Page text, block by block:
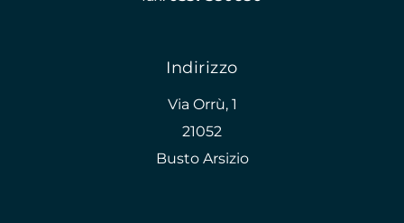
Indirizzo
Via Orrù, 1
21052
Busto Arsizio